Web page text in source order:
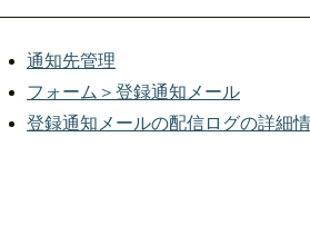
通知先管理
フォーム＞登録通知メール
登録通知メールの配信ログの詳細